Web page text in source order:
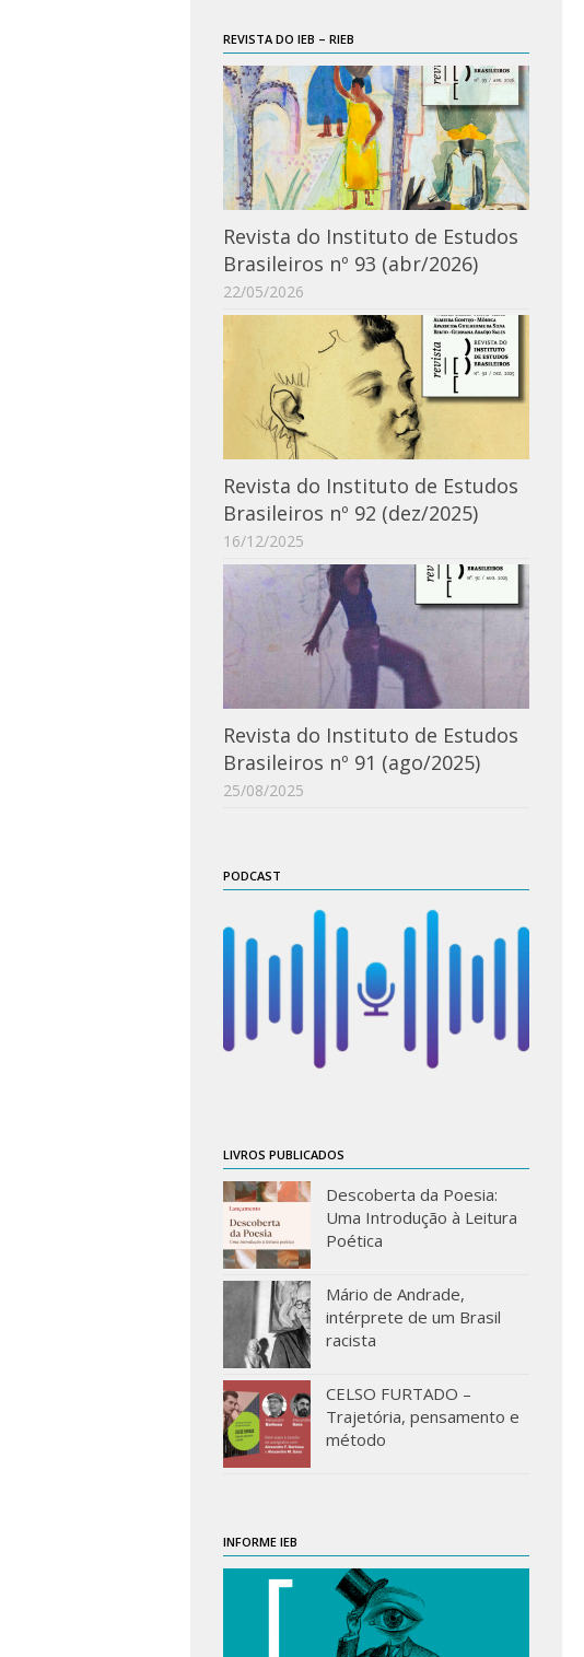
REVISTA DO IEB – RIEB
Revista do Instituto de Estudos
Brasileiros nº 93 (abr/2026)
22/05/2026
Revista do Instituto de Estudos
Brasileiros nº 92 (dez/2025)
16/12/2025
Revista do Instituto de Estudos
Brasileiros nº 91 (ago/2025)
25/08/2025
PODCAST
LIVROS PUBLICADOS
Descoberta da Poesia:
Uma Introdução à Leitura
Poética
Mário de Andrade,
intérprete de um Brasil
racista
CELSO FURTADO –
Trajetória, pensamento e
método
INFORME IEB